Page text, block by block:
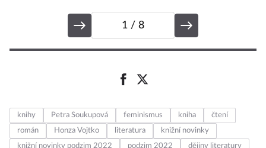
1 / 8
knihy Petra Soukupová feminismus kniha
čtení
román
Honza Vojtko literatura
knižní novinky
knižní novinky podzim 2022
podzim 2022
dějiny literatury